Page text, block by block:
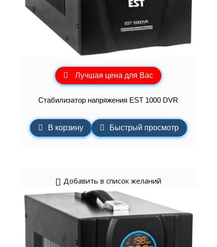
Лучшая цена для Вас
Стабилизатор напряжения EST 1000 DVR
В корзину Быстрый просмотр
Добавить в список желаний